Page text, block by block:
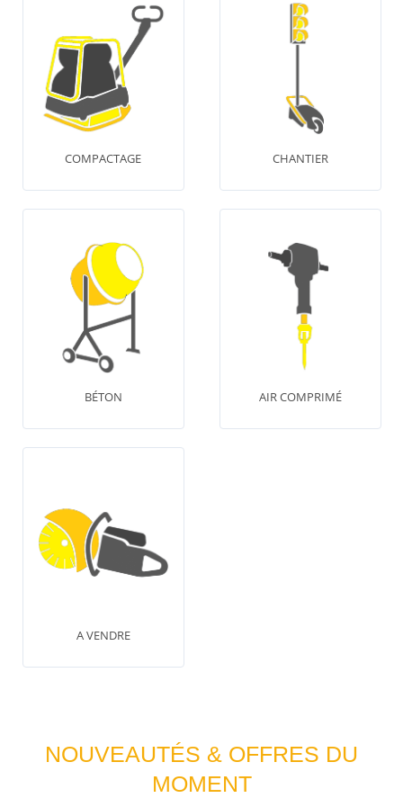
COMPACTAGE CHANTIER
BÉTON AIR COMPRIMÉ
A VENDRE
NOUVEAUTÉS & OFFRES DU
MOMENT